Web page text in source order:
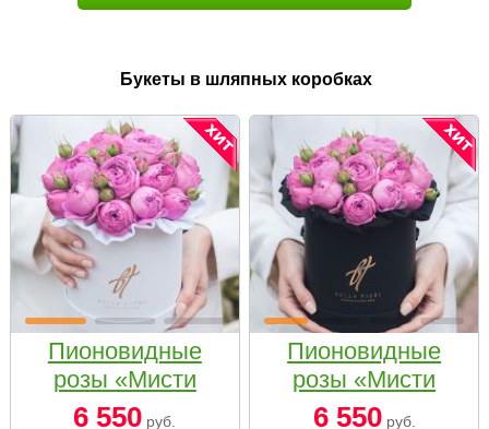
Букеты в шляпных коробках
Пионовидные
розы «Мисти
бабблс» в белой
6 550 руб.
Пионовидные
розы «Мисти
бабблс» в
6 550руб.